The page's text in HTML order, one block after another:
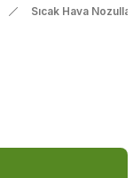
Sıcak Hava